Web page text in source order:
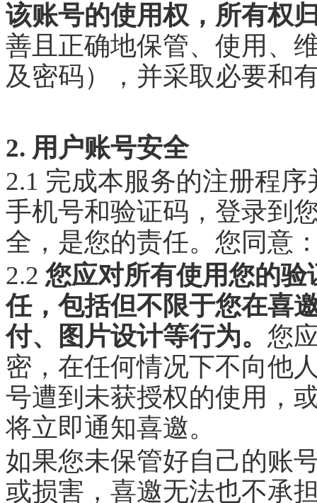
该账号的使用权，所有权
善且正确地保管、使用、
及密码），并采取必要和
2. 用户账号安全
2.1 完成本服务的注册程
手机号和验证码，登录到
全，是您的责任。您同意
2.2 您应对所有使用您的
任，包括但不限于您在喜
付、图片设计等行为。 您
密，在任何情况下不向他
号遭到未获授权的使用，
将立即通知喜邀。
如果您未保管好自己的账
或损害，喜邀无法也不承